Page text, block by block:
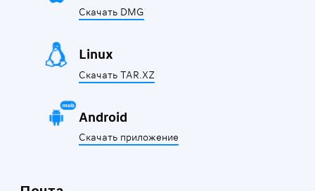
Android
Скачать приложение
Linux
Скачать TAR.XZ
Скачать DMG